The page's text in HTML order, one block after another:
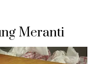
Meranti